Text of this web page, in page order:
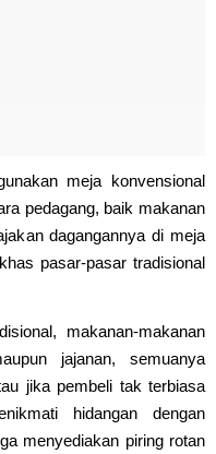
meja konvensional
pedagang, baik makanan
dagangannya di meja
pasar-pasar tradisional
makanan-makanan
jajanan, semuanya
jika pembeli tak terbiasa
hidangan dengan
menyediakan piring rotan